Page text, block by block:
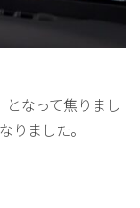
となって焦りまし
りました。